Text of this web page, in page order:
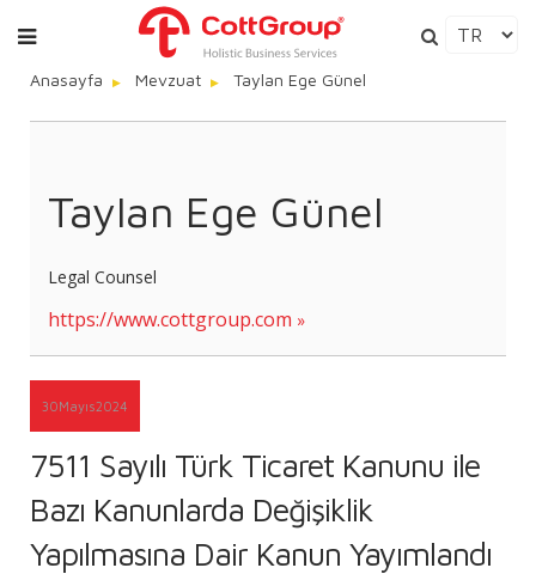
Anasayfa Mevzuat Taylan Ege Günel
Taylan Ege Günel
Legal Counsel
https://www.cottgroup.com
30Mayıs2024
7511 Sayılı Türk Ticaret Kanunu ile
Bazı Kanunlarda Değişiklik
Yapılmasına Dair Kanun Yayımlandı